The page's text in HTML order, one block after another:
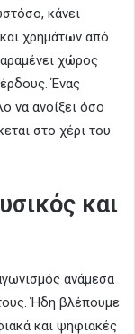
κάνει
χρημάτων από
χώρος
Ένας
να ανοίξει όσο
στο χέρι του
και
ανάμεσα
Ήδη βλέπουμε
και ψηφιακές